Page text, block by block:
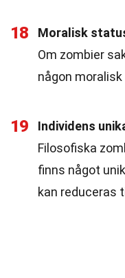
18
Moralisk
Om zombier
någon
19
Individens
Filosofiska
finns något
kan reduceras